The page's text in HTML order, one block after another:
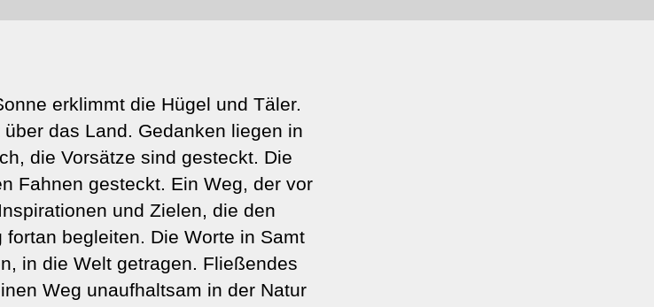
erklimmt die Hügel und Täler.
das Land. Gedanken liegen in
die Vorsätze sind gesteckt. Die
Fahnen gesteckt. Ein Weg, der vor
und Zielen, die den
begleiten. Die Worte in Samt
in die Welt getragen. Fließendes
Weg unaufhaltsam in der Natur